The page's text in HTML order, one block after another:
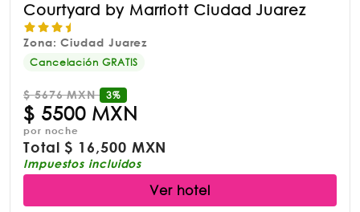
Courtyard by Marriott Ciudad Juarez
Zona: Ciudad Juarez
Cancelación GRATIS
$5676 MXN 3%
$ 5500 MXN
por noche
Total$ 16,500 MXN
Impuestos incluidos
Ver hotel